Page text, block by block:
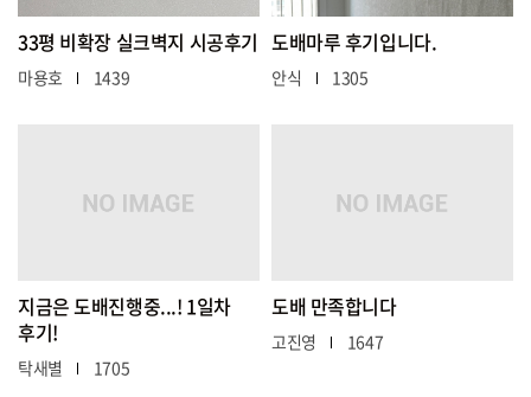
33평 비확장 실크벽지 시공후기
마용호 1439
도배마루 후기입니다.
안식 1305
지금은 도배진행중...! 1일차
후기!
탁새별 1705
도배 만족합니다
고진영 1647